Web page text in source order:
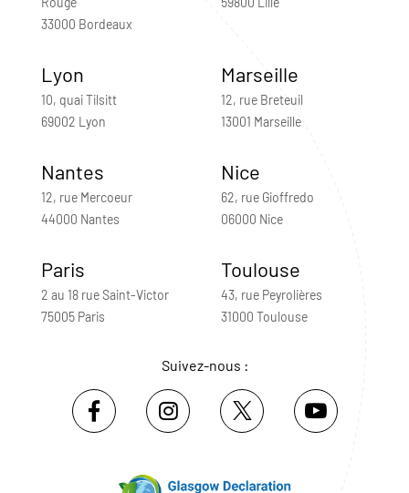
33000 Bordeaux
Lyon
10, quai Tilsitt
69002 Lyon
Marseille
12, rue Breteuil
13001 Marseille
Nantes
12, rue Mercoeur
44000 Nantes
Nice
62, rue Gioffredo
06000 Nice
Paris
2 au 18 rue Saint-Victor
75005 Paris
Toulouse
43, rue Peyrolières
31000 Toulouse
Suivez-nous :